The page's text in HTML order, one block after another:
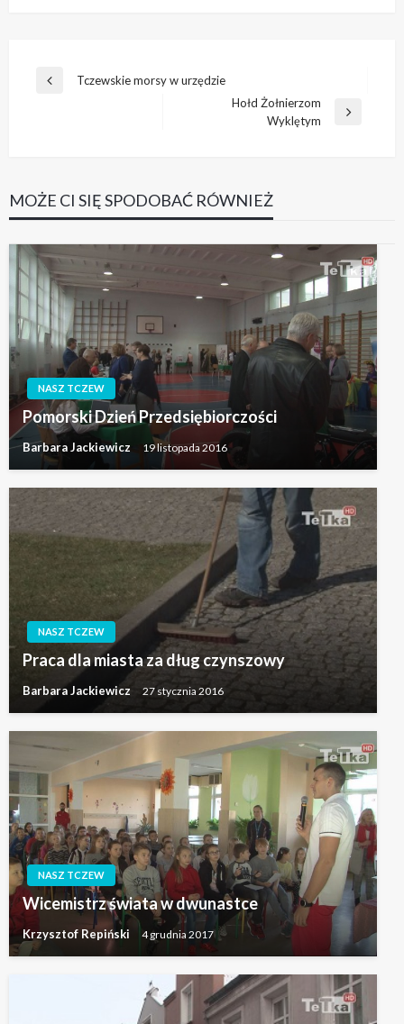
Nawigacja
Poprzedni
Tczewskie morsy w urzędzie
Hołd Żołnierzom
Wyklętym
MOŻE CI SIĘ SPODOBAĆ RÓWNIEŻ
NASZ TCZEW
Pomorski Dzień Przedsiębiorczości
Barbara Jackiewicz 19 listopada 2016
NASZ TCZEW
Praca dla miasta za dług czynszowy
Barbara Jackiewicz 27 stycznia 2016
NASZ TCZEW
Wicemistrz świata w dwunastce
Krzysztof Repiński 4 grudnia 2017